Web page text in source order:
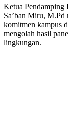
Ketua
Sa’ban Miru, M.Pd
komitmen kampus
mengolah hasil
lingkungan.